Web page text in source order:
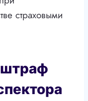
страховыми
штраф